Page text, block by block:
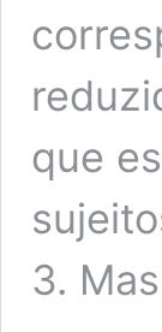
que
3.